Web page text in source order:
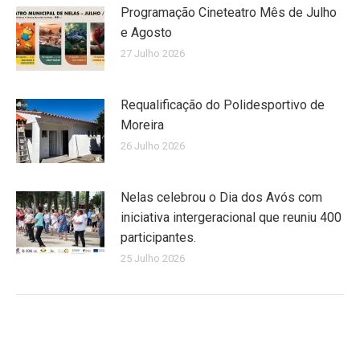
Programação Cineteatro Mês de Julho
e Agosto
27 Julho 2026
Requalificação do Polidesportivo de
Moreira
26 Julho 2026
Nelas celebrou o Dia dos Avós com
iniciativa intergeracional que reuniu 400
participantes.
25 Julho 2026